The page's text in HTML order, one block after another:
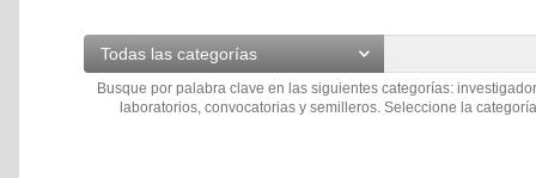
Todas las categorías
Busque por palabra clave en las siguientes categorías:
laboratorios, convocatorias y semilleros. Seleccione la